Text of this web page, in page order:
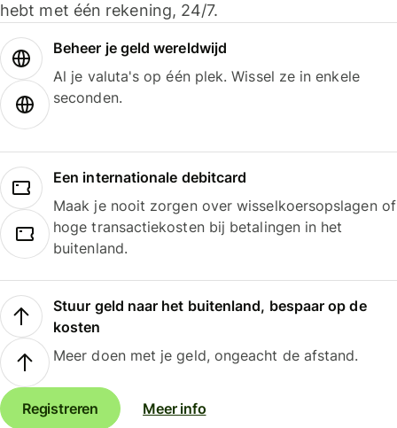
hebt met één rekening, 24/7.
Beheer je geld wereldwijd
Al je valuta's op één plek. Wissel ze in enkele
seconden.
Een internationale debitcard
Maak je nooit zorgen over wisselkoersopslagen of
hoge transactiekosten bij betalingen in het
buitenland.
Stuur geld naar het buitenland, bespaar op de
kosten
Meer doen met je geld, ongeacht de afstand.
Registreren Meer info